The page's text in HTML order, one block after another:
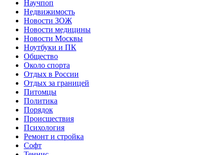
Научпоп
Недвижимость
Новости ЗОЖ
Новости медицины
Новости Москвы
Ноутбуки и ПК
Общество
Около спорта
Отдых в России
Отдых за границей
Питомцы
Политика
Порядок
Происшествия
Психология
Ремонт и стройка
Софт